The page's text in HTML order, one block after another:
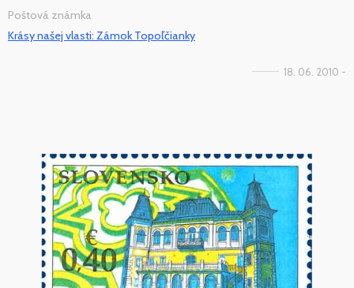
Poštová známka
Krásy našej vlasti: Zámok Topoľčianky
18. 06. 2010 -